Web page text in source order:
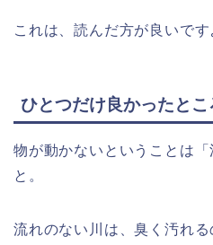
これは、読んだ方が良いです
ひとつだけ良かったと
物が動かないということは
と。
流れのない川は、臭く汚れ